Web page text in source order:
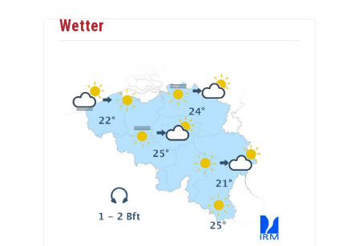
Wetter